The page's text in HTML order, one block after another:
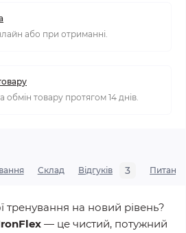
або при отриманні.
обмін товару протягом 14 днів.
Склад Відгуків 3
тренування на новий рівень?
— це чистий, потужний